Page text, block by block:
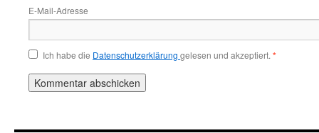
E-Mail-Adresse
Ich habe die Datenschutzerklärung gelesen und akzeptiert. *